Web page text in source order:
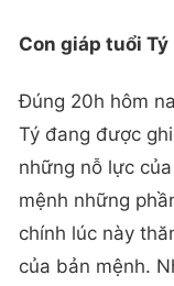
Con giáp tuổi Tý
Đúng 20h hôm
Tý đang được
những nỗ lực
mệnh những
chính lúc này
của bản mệnh.